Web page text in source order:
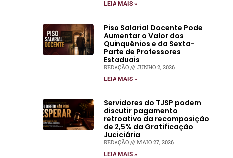
LEIA MAIS »
Piso Salarial Docente Pode
Aumentar o Valor dos
Quinquênios e da Sexta-
Parte de Professores
Estaduais
REDAÇÃO JUNHO 2, 2026
LEIA MAIS »
Servidores do TJSP podem
discutir pagamento
retroativo da recomposição
de 2,5% da Gratificação
Judiciária
REDAÇÃO MAIO 27, 2026
LEIA MAIS »